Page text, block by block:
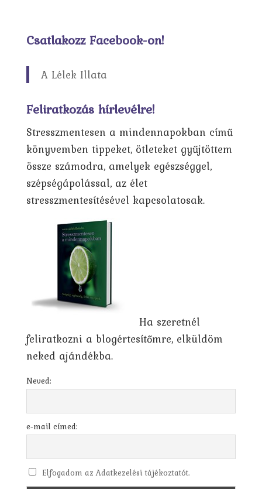
Csatlakozz Facebook-on!
A Lélek Illata
Feliratkozás hírlevélre!
Stresszmentesen a mindennapokban című
könyvemben tippeket, ötleteket gyűjtöttem
össze számodra, amelyek egészséggel,
szépségápolással, az élet
stresszmentesítésével kapcsolatosak.
Ha szeretnél
feliratkozni a blogértesítőmre, elküldöm
neked ajándékba.
Neved:
e-mail címed:
Elfogadom az Adatkezelési tájékoztatót.